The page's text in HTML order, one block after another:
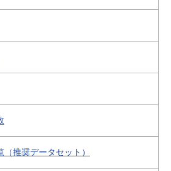
推奨データセット）